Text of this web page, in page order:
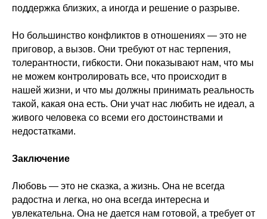
поддержка близких, а иногда и решение о разрыве.
Но большинство конфликтов в отношениях — это не
приговор, а вызов. Они требуют от нас терпения,
толерантности, гибкости. Они показывают нам, что мы
не можем контролировать все, что происходит в
нашей жизни, и что мы должны принимать реальность
такой, какая она есть. Они учат нас любить не идеал, а
живого человека со всеми его достоинствами и
недостатками.
Заключение
Любовь — это не сказка, а жизнь. Она не всегда
радостна и легка, но она всегда интересна и
увлекательна. Она не дается нам готовой, а требует от